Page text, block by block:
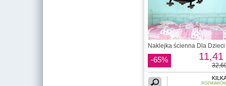
Naklejka ścienna Dla Dzieci
-65% 11,41